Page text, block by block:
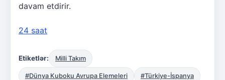
davam etdirir.
24 saat
Etiketlər: Milli Takım
#Dünya Kuboku Avrupa Elemeleri #Türkiye-İspanya